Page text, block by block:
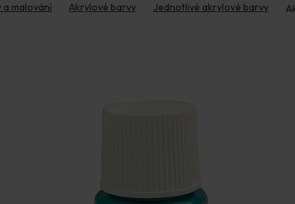
a malování Akrylové barvy Jednotlivé akrylové barvy